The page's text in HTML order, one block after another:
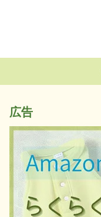
広告